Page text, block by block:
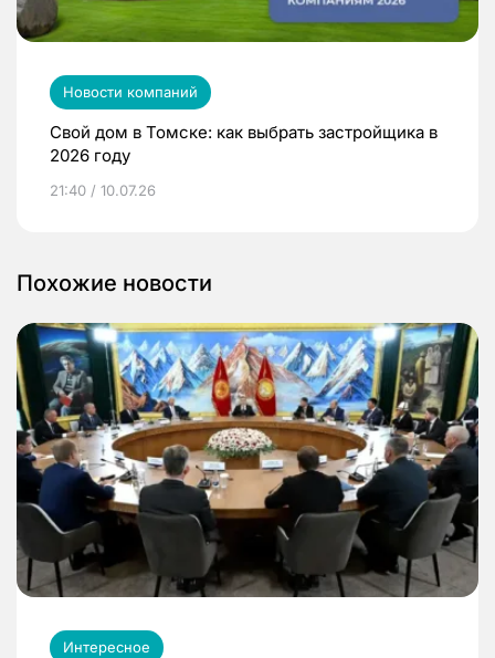
Новости компаний
Свой дом в Томске: как выбрать застройщика в
2026 году
21:40 / 10.07.26
Похожие новости
Интересное